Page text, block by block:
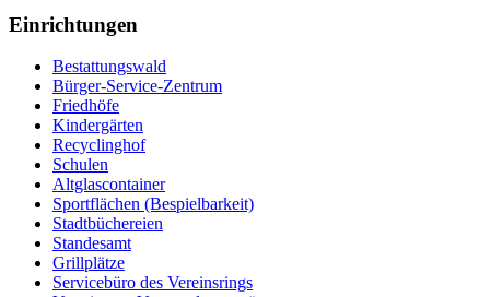
Einrichtungen
Bestattungswald
Bürger-Service-Zentrum
Friedhöfe
Kindergärten
Recyclinghof
Schulen
Altglascontainer
Sportflächen (Bespielbarkeit)
Stadtbüchereien
Standesamt
Grillplätze
Servicebüro des Vereinsrings